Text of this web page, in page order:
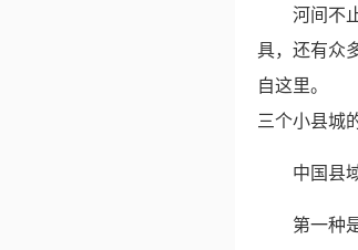
河间不
具，还有众
自这里。
三个小县城
中国县
第一种